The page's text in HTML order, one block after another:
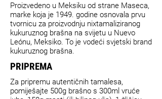
Proizvedeno u Meksiku od strane Maseca,
marke koja je 1949. godine osnovala prvu
tvornicu za proizvodnju nixtamaliziranog
kukuruznog brašna na svijetu u Nuevo
Leónu, Meksiko. To je vodeći svjetski brand
kukuruznog brašna.
PRIPREMA
Za pripremu autentičnih tamalesa,
pomiješajte 500g brašno s 300ml vruće